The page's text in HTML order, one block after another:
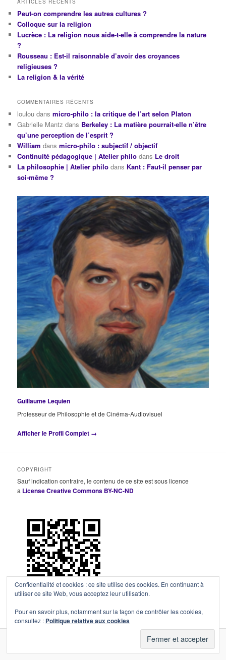
ARTICLES RÉCENTS
Peut-on comprendre les autres cultures ?
Colloque sur la religion
Lucrèce : La religion nous aide-t-elle à comprendre la nature
?
Rousseau : Est-il raisonnable d’avoir des croyances
religieuses ?
La religion & la vérité
COMMENTAIRES RÉCENTS
loulou dansmicro-philo : la critique de l’art selon Platon
Gabrielle Mantz dans Berkeley : La matière pourrait-elle n’être
qu’une perception de l’esprit ?
William dansmicro-philo : subjectif / objectif
Continuité pédagogique | Atelier philo dans Le droit
La philosophie | Atelier philo dans Kant : Faut-il penser par
soi-même ?
Guillaume Lequien
Professeur de Philosophie et de Cinéma-Audiovisuel
Afficher le Profil Complet →
COPYRIGHT
Sauf indication contraire, le contenu de ce site est sous licence
a License Creative Commons BY-NC-ND
Fièrement propulsé par WordPress
Confidentialité et cookies : ce site utilise des cookies. En continuant à
utiliser ce site Web, vous acceptez leur utilisation.
Pour en savoir plus, notamment sur la façon de contrôler les cookies,
consultez : Politique relative aux cookies